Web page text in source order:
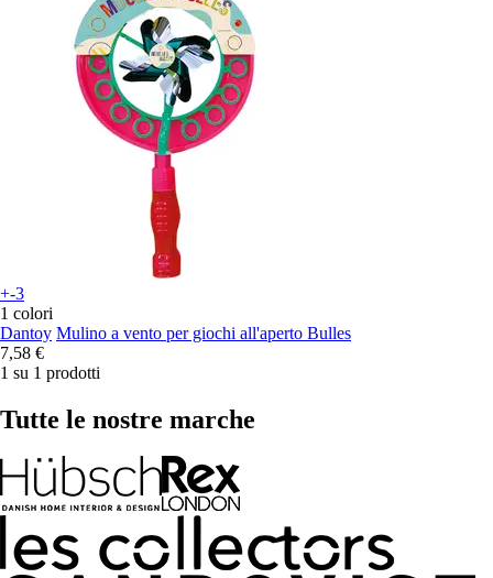
+-3
1 colori
Dantoy Mulino a vento per giochi all'aperto Bulles
7,58 €
1 su 1 prodotti
Tutte le nostre marche